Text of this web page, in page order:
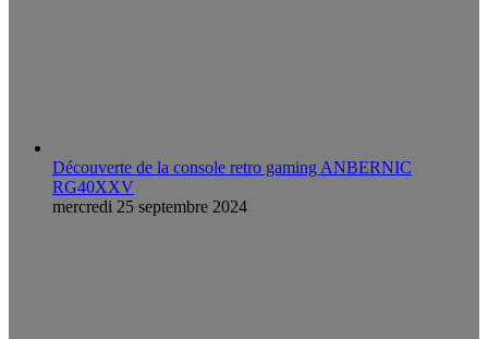
Découverte de la console retro gaming ANBERNIC
RG40XXV
mercredi 25 septembre 2024